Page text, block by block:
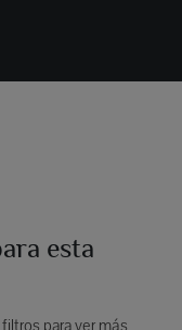
esta
para ver más